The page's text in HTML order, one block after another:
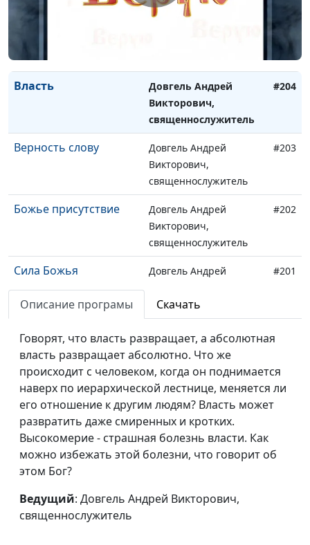
#205
Власть
Довгель Андрей
Викторович,
священнослужитель
#204
Верность слову
Довгель Андрей
Викторович,
священнослужитель
#203
Божье присутствие
Довгель Андрей
Викторович,
священнослужитель
#202
Сила Божья
Довгель Андрей
священнослужитель
#201
Правильный выбор
Довгель Андрей
Викторович,
Боль потери
Довгель Андрей
Викторович,
священнослужитель
#199
Предел терпения
Довгель Андрей
#198
Выход из кризиса
Описание програмы Скачать
Говорят, что власть развращает, а абсолютная
власть развращает абсолютно. Что же
происходит с человеком, когда он поднимается
наверх по иерархической лестнице, меняется ли
его отношение к другим людям? Власть может
развратить даже смиренных и кротких.
Высокомерие - страшная болезнь власти. Как
можно избежать этой болезни, что говорит об
этом Бог?
Ведущий: Довгель Андрей Викторович,
священнослужитель